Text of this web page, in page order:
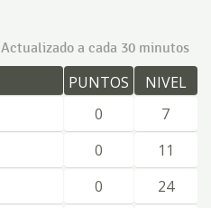
Actualizado a cada 30 minutos
PUNTOS
NIVEL
0
7
0
11
0
24